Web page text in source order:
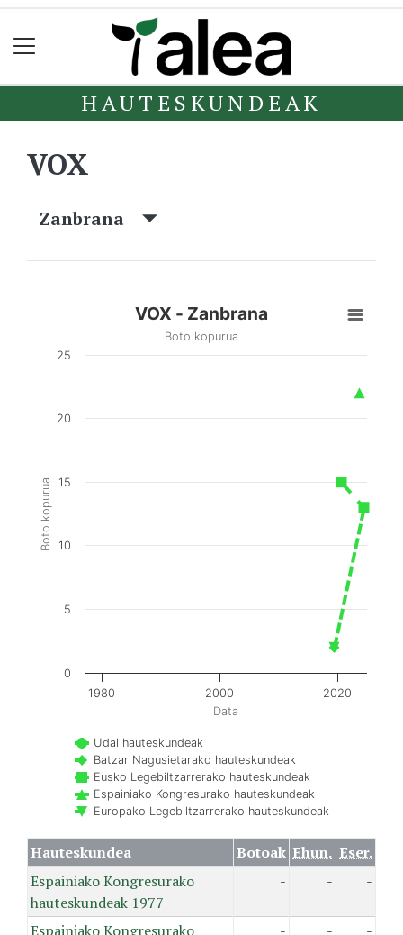
HAUTESKUNDEAK
VOX
Zanbrana
Data
Boto kopurua
VOX - Zanbrana
Boto kopurua
Udal hauteskundeak
Batzar Nagusietarako hauteskundeak
Eusko Legebiltzarrerako hauteskundeak
Espainiako Kongresurako hauteskundeak
Europako Legebiltzarrerako hauteskundeak
1980 2000 2020
0
5
10
15
20
25
Hauteskundea Botoak Ehun. Eser.
Espainiako Kongresurako
hauteskundeak 1977
- - -
Espainiako Kongresurako
- - -